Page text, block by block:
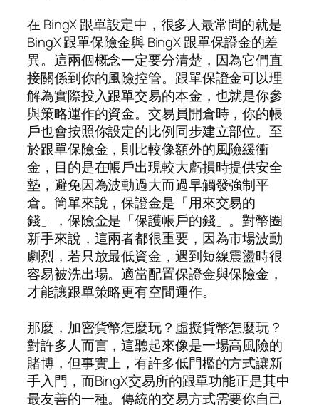
在 BingX 跟單設定中，很多人最常問的就是
BingX 跟單保險金與 BingX 跟單保證金的差
異。這兩個概念一定要分清楚，因為它們直
接關係到你的風險控管。跟單保證金可以理
解為實際投入跟單交易的本金，也就是你參
與策略運作的資金。交易員開倉時，你的帳
戶也會按照你設定的比例同步建立部位。至
於跟單保險金，則比較像額外的風險緩衝
金，目的是在帳戶出現較大虧損時提供安全
墊，避免因為波動過大而過早觸發強制平
倉。簡單來說，保證金是「用來交易的
錢」，保險金是「保護帳戶的錢」。對幣圈
新手來說，這兩者都很重要，因為市場波動
劇烈，若只放最低資金，遇到短線震盪時很
容易被洗出場。適當配置保證金與保險金，
才能讓跟單策略更有空間運作。
那麼，加密貨幣怎麼玩？虛擬貨幣怎麼玩？
對許多人而言，這聽起來像是一場高風險的
賭博，但事實上，有許多低門檻的方式讓新
手入門，而BingX交易所的跟單功能正是其中
最友善的一種。傳統的交易方式需要你自己